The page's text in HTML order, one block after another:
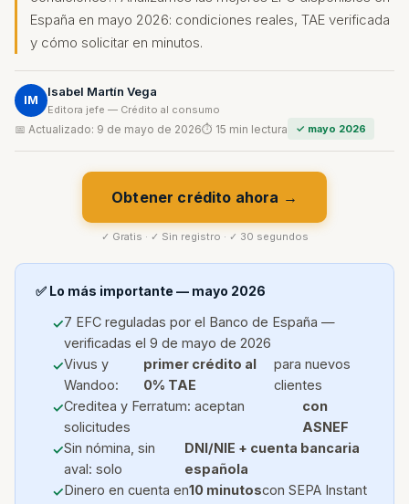
España en mayo 2026: condiciones reales, TAE verificada
y cómo solicitar en minutos.
IM
Isabel Martín Vega
Editora jefe — Crédito al consumo
📅 Actualizado: 9 de mayo de 2026⏱ 15 min lectura ✓ mayo 2026
Obtener crédito ahora →
✓ Gratis · ✓ Sin registro · ✓ 30 segundos
✅ Lo más importante — mayo 2026
7 EFC reguladas por el Banco de España —
verificadas el 9 de mayo de 2026
Vivus y
Wandoo:
primer crédito al
0% TAE
para nuevos
clientes
Creditea y Ferratum: aceptan
solicitudes
con
ASNEF
Sin nómina, sin
aval: solo
DNI/NIE + cuenta bancaria
española
Dinero en cuenta en10 minutoscon SEPA Instant